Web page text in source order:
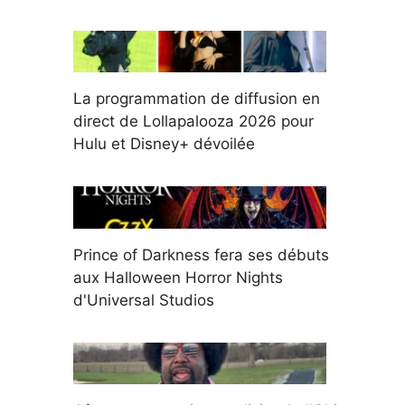
La programmation de diffusion en
direct de Lollapalooza 2026 pour
Hulu et Disney+ dévoilée
Prince of Darkness fera ses débuts
aux Halloween Horror Nights
d'Universal Studios